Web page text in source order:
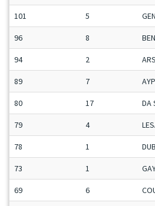
101 5
96 8
94 2
89 7
80 17 DA
79 4
78 1
73 1
69 6